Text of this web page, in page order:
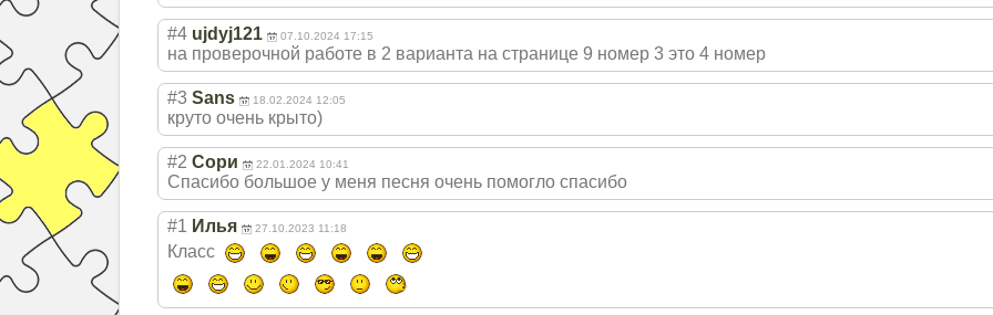
#4 ujdyj121 07.10.2024 17:15
на проверочной работе в 2 варианта на странице 9 номер 3 это 4 номер
#3 Sans 18.02.2024 12:05
круто очень крыто)
#2 Сори 22.01.2024 10:41
Спасибо большое у меня песня очень помогло спасибо
#1 Илья 27.10.2023 11:18
Класс